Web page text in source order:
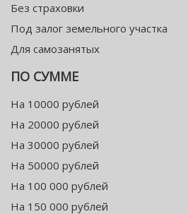
Без страховки
Под залог земельного участка
Для самозанятых
ПО СУММЕ
На 10000 рублей
На 20000 рублей
На 30000 рублей
На 50000 рублей
На 100 000 рублей
На 150 000 рублей